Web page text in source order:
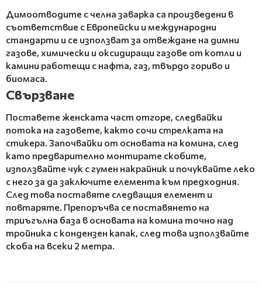
Димоотводите с челна заварка са произведени в
съответствие с Европейски и международни
стандарти и се използват за отвеждане на димни
газове, химически и оксидиращи газове от котли и
камини работещи с нафта, газ, твърдо гориво и
биомаса.
Свързване
Поставете женската част отгоре, следвайки
потока на газовете, както сочи стрелката на
стикера. Започвайки от основата на комина, след
като предварително монтирате скобите,
използвайте чук с гумен накрайник и почуквайте леко
с него за да заключите елемента към предходния.
След това поставяте следващия елемент и
повтаряте. Препоръчва се поставянето на
триъгълна база в основата на комина точно над
тройника с кондензен капак, след това използвайте
скоба на всеки 2 метра.